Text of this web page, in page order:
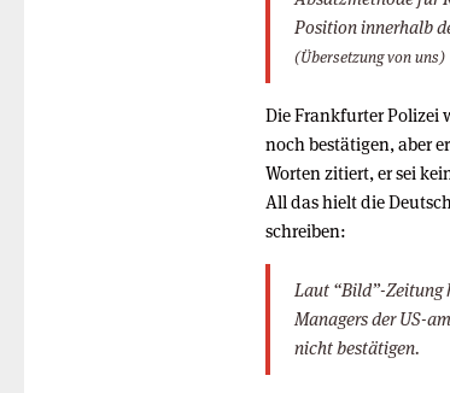
Position innerhalb
(Übersetzung von uns)
Die Frankfurter Polizei
noch bestätigen, aber
Worten zitiert, er sei
All das hielt die
schreiben:
Laut “Bild”-Zeitung
Managers der US-
nicht bestätigen.